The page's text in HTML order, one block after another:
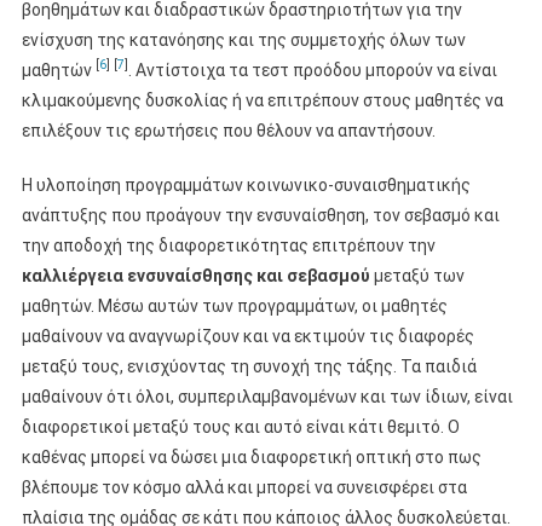
βοηθημάτων και διαδραστικών δραστηριοτήτων για την
ενίσχυση της κατανόησης και της συμμετοχής όλων των
μαθητών 6] 7
. Αντίστοιχα τα τεστ προόδου μπορούν να είναι
κλιμακούμενης δυσκολίας ή να επιτρέπουν στους μαθητές να
επιλέξουν τις ερωτήσεις που θέλουν να απαντήσουν.
Η υλοποίηση προγραμμάτων κοινωνικο-συναισθηματικής
ανάπτυξης που προάγουν την ενσυναίσθηση, τον σεβασμό και
την αποδοχή της διαφορετικότητας επιτρέπουν την
καλλιέργεια ενσυναίσθησης και σεβασμού μεταξύ των
μαθητών. Μέσω αυτών των προγραμμάτων, οι μαθητές
μαθαίνουν να αναγνωρίζουν και να εκτιμούν τις διαφορές
μεταξύ τους, ενισχύοντας τη συνοχή της τάξης. Τα παιδιά
μαθαίνουν ότι όλοι, συμπεριλαμβανομένων και των ίδιων, είναι
διαφορετικοί μεταξύ τους και αυτό είναι κάτι θεμιτό. Ο
καθένας μπορεί να δώσει μια διαφορετική οπτική στο πως
βλέπουμε τον κόσμο αλλά και μπορεί να συνεισφέρει στα
πλαίσια της ομάδας σε κάτι που κάποιος άλλος δυσκολεύεται.